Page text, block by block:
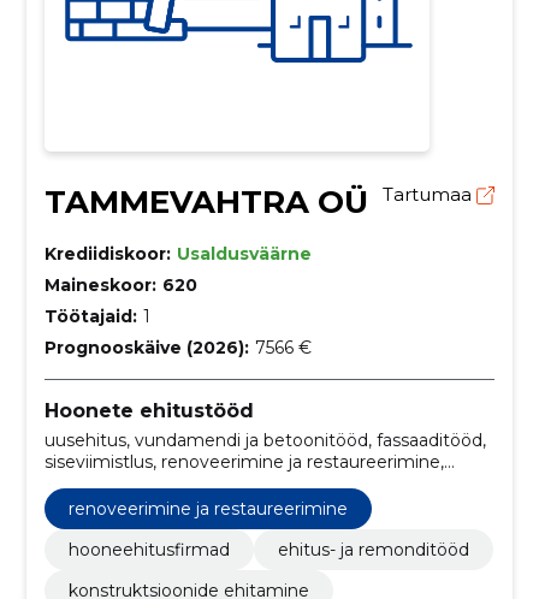
TAMMEVAHTRA OÜ Tartumaa
Krediidiskoor: Usaldusväärne
Maineskoor: 620
Töötajaid: 1
Prognooskäive (2026): 7566 €
Hoonete ehitustööd
uusehitus, vundamendi ja betoonitööd, fassaaditööd,
siseviimistlus, renoveerimine ja restaureerimine,
betoonitööd, renoveerimine, Katusekonstruktsioonid,
vihmaveesüsteemid, katusehooldus ja -remont
renoveerimine ja restaureerimine
hooneehitusfirmad
ehitus- ja remonditööd
konstruktsioonide ehitamine